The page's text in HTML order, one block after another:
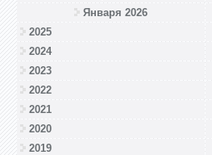
Января 2026
2025
2024
2023
2022
2021
2020
2019